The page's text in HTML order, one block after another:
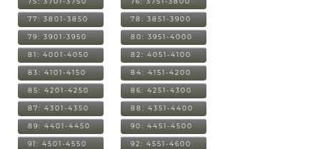
77: 3801-3850 78: 3851-3900
79: 3901-3950 80: 3951-4000
81: 4001-4050 82: 4051-4100
83: 4101-4150 84: 4151-4200
85: 4201-4250 86: 4251-4300
87: 4301-4350 88: 4351-4400
89: 4401-4450 90: 4451-4500
91: 4501-4550 92: 4551-4600